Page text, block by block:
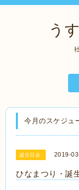
う
今月のスケジュ
誕生日会 2019-
ひなまつり・誕